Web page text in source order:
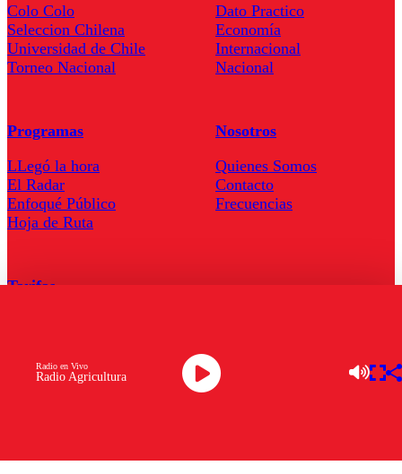
Radio Agricultura
Radio en Vivo
Colo Colo
Seleccion Chilena
Universidad de Chile
Torneo Nacional
Dato Practico
Economía
Internacional
Nacional
Programas
LLegó la hora
El Radar
Enfoqué Público
Hoja de Ruta
Nosotros
Quienes Somos
Contacto
Frecuencias
Tarifas
Descarga la APP